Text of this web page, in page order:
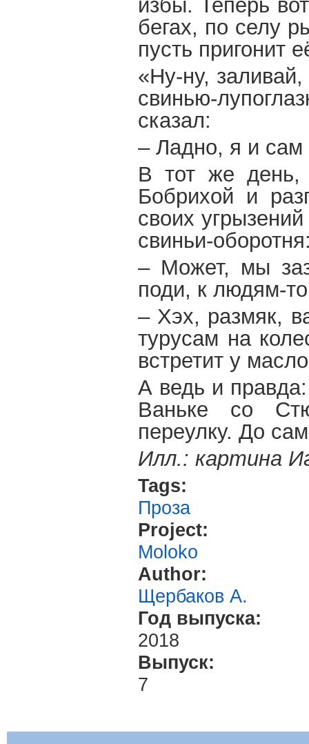
избы. Теперь
бегах, по селу
пусть пригонит
«Ну-ну,
свинью-
сказал:
– Ладно, я и сам
В тот же день,
Бобрихой и
своих
свиньи-
– Может, мы
поди, к людям-
– Хэх, размяк,
турусам на
встретит у
А ведь и
Ваньке со
переулку. До
Илл.: картина
Tags:
Проза
Project:
Moloko
Author:
Щербаков А.
Год выпуска:
2018
Выпуск:
7